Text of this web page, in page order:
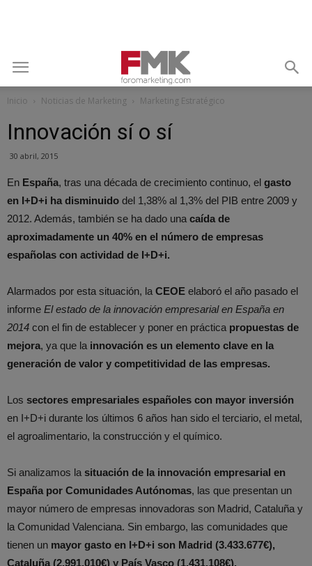
Inicio Noticias de Marketing Marketing Estratégico
Innovación sí o sí
30 abril, 2015
En España, tras una década de crecimiento continuo, el gasto
en I+D+i ha disminuido del 1,38% al 1,3% del PIB entre 2009 y
2012. Además, también se ha dado una caída de
aproximadamente un 40% en el número de empresas
españolas con actividad de I+D+i.
Alarmados por esta situación, la CEOE elaboró el año pasado el
informe El estado de la innovación empresarial en España en
2014 con el fin de establecer y poner en práctica propuestas de
mejora, ya que la innovación es un elemento clave en la
generación de valor y competitividad de las empresas.
Los sectores empresariales españoles con mayor inversión
en I+D+i durante los últimos 6 años han sido el terciario, el metal,
el agroalimentario, la construcción y el químico.
Si analizamos la situación de la innovación empresarial en
España por Comunidades Autónomas, las que presentan un
mayor número de empresas innovadoras son Madrid, Cataluña y
la Comunidad Valenciana. Sin embargo, las comunidades que
tienen un mayor gasto en I+D+i son Madrid (3.433.677€),
Cataluña (2.991.010€) y País Vasco (1.431.108€).